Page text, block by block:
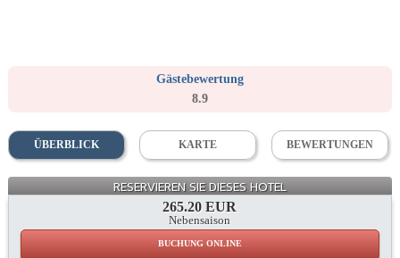
Gästebewertung
8.9
ÜBERBLICK KARTE BEWERTUNGEN
RESERVIEREN SIE DIESES HOTEL
265.20 EUR
Nebensaison
BUCHUNG ONLINE